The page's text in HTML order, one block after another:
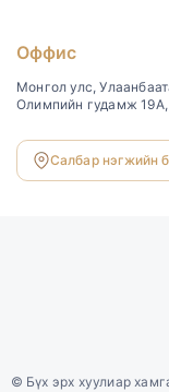
Оффис
Монгол улс,
Олимпийн гудамж
Салбар нэгжийн
© Бүх эрх хуулиар